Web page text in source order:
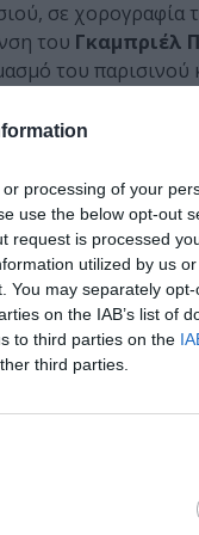
processing of your
use the below opt-out
request is processed
utilized by us
You may separately
on the IAB’s list of
to third parties on the
third parties.
σε χορογραφία
του Γκαμπριέλ
του παρισινού
το 1945
ένα μεγάλο